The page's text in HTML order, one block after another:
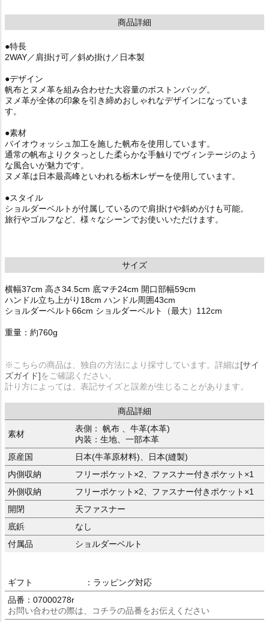
商品詳細
●特長
2WAY／肩掛け可／斜め掛け／日本製
●デザイン
帆布とヌメ革を組み合わせた大容量のボストンバッグ。
ヌメ革が全体の印象を引き締めおしゃれなデザインになっていま
す。
●素材
バイオウォッシュ加工を施した帆布を使用しています。
通常の帆布よりクタっとした柔らかな手触りでヴィンテージのよう
な風合いが魅力です。
ヌメ革は日本最高峰といわれる栃木レザーを使用しています。
●スタイル
ショルダーベルトが付属しているので肩掛けや斜めがけも可能。
旅行やゴルフなど、様々なシーンでお使いいただけます。
サイズ
横幅37cm 高さ34.5cm 底マチ24cm 開口部幅59cm
ハンドル立ち上がり18cm ハンドル周囲43cm
ショルダーベルト66cm ショルダーベルト（最大）112cm
重量：約760g
※こちらの商品は、独自の方法により採寸しています。詳細は[サイ
ズガイド]をご確認ください。
計り方によっては、表記サイズと誤差が生じることがあります。
商品詳細
素材
表側： 帆布 、牛革(本革)
内装：生地、一部本革
原産国
日本(牛革原材料)、日本(縫製)
内側収納
フリーポケット×2、ファスナー付きポケット×1
外側収納
フリーポケット×2、ファスナー付きポケット×1
開閉
天ファスナー
底鋲
なし
付属品
ショルダーベルト
ギフト
：ラッピング対応
品番：07000278r
お問い合わせの際は、コチラの品番をお伝えください